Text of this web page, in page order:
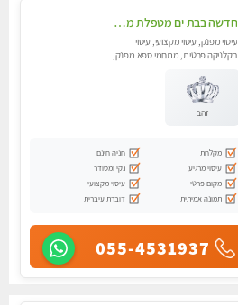
חדשה בבת ים מטפלת מקצוענית ידי זהב VIP-מומלץ לחלוטין! פרטי! ​​​​​​ Highly recommended
עיסוי מפנק, עיסוי מקצועי, עיסוי
בקלניקה פרטית, מתחמי ספא מפנק,
זהב
מקלחת
חניה חינם
עיסוי מרגיע
נקי ומסודר
מקום פרטי
עיסוי מקצועי
תמונה אמיתית
דוברת עיברית
055-4531937